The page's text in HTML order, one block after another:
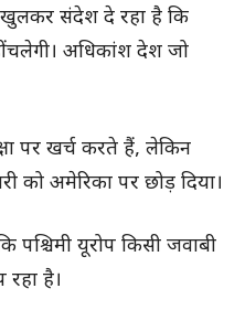
खुलकर संदेश दे रहा है कि
चलेगी। अधिकांश देश जो
पर खर्च करते हैं, लेकिन
को अमेरिका पर छोड़ दिया।
यूरोप किसी जवाबी
रहा है।